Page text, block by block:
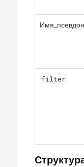
filter